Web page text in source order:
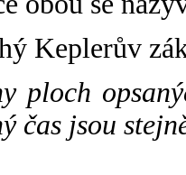
Keplerův
ploch
čas jsou